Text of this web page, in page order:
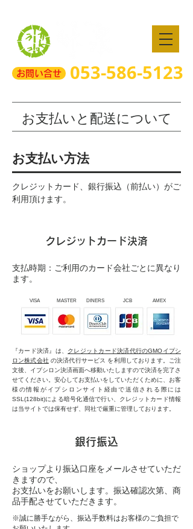
053-586-5123
お問い合せ
お支払いと配送について​
お支払い方法
クレジットカード、銀行振込（前払い）がご
利用頂けます。
クレジットカード決済
支払時期：ご利用のカード会社ごとに異なり
ます。
VISA MASTER DINERS JCB AMEX
『カード決済』は、 クレジットカード決済代行のGMOイプシ
ロン株式会社の決済代行サービス を利用しております。ご注
文後、イプシロン決済画面へ移動いたしますので決済を完了さ
せてください。安心してお支払いをしていただくために、お客
様の情報がイプシロンサイト経由で送信される際には
SSL(128bit)による暗号化通信で行い、クレジットカード情報
は当サイトでは保有せず、同社で厳重に管理しております。
銀行振込
ショップより振込口座をメールさせていただ
きますので、
​お支払いをお願いします。振込確認次第、商
品手配させていただきます。
※誠に勝手ながら、振込手数料はお客様のご負担で